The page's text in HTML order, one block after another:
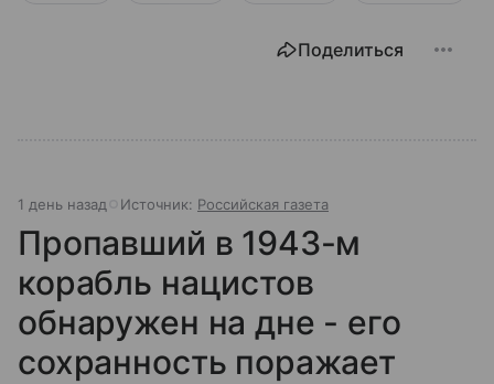
Поделиться
1 день назад Источник: Российская газета
Пропавший в 1943-м
корабль нацистов
обнаружен на дне - его
сохранность поражает